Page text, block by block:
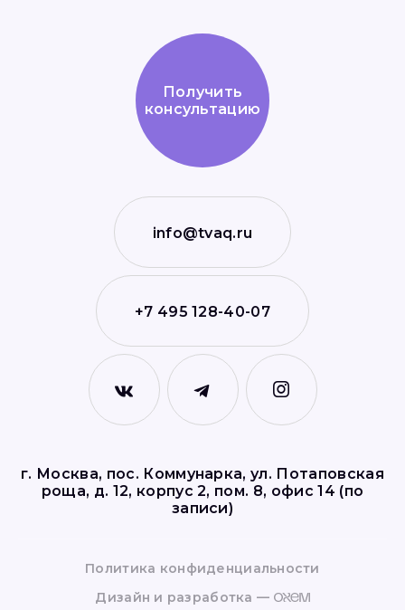
Получить
консультацию
info@tvaq.ru
+7 495 128-40-07
г. Москва, пос. Коммунарка, ул. Потаповская
роща, д. 12, корпус 2, пом. 8, офис 14 (по
записи)
Политика конфиденциальности
Дизайн и разработка —